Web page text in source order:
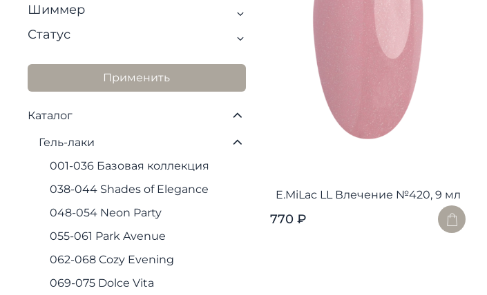
E.MiLac LL Влечение №420, 9 мл
770 ₽
Шиммер
Статус
Применить
Каталог
Гель-лаки
001-036 Базовая коллекция
038-044 Shades of Elegance
048-054 Neon Party
055-061 Park Avenue
062-068 Cozy Evening
069-075 Dolce Vita